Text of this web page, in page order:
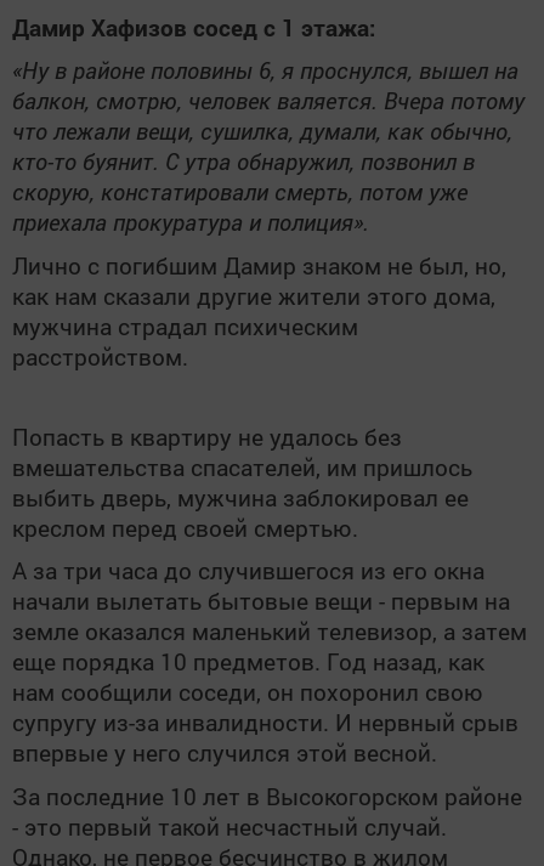
Дамир Хафизов сосед с 1 этажа:
«Ну в районе половины 6, я проснулся, вышел на
балкон, смотрю, человек валяется. Вчера потому
что лежали вещи, сушилка, думали, как обычно,
кто-то буянит. С утра обнаружил, позвонил в
скорую, констатировали смерть, потом уже
приехала прокуратура и полиция».
Лично с погибшим Дамир знаком не был, но,
как нам сказали другие жители этого дома,
мужчина страдал психическим
расстройством.
Попасть в квартиру не удалось без
вмешательства спасателей, им пришлось
выбить дверь, мужчина заблокировал ее
креслом перед своей смертью.
А за три часа до случившегося из его окна
начали вылетать бытовые вещи - первым на
земле оказался маленький телевизор, а затем
еще порядка 10 предметов. Год назад, как
нам сообщили соседи, он похоронил свою
супругу из-за инвалидности. И нервный срыв
впервые у него случился этой весной.
За последние 10 лет в Высокогорском районе
- это первый такой несчастный случай.
Однако, не первое бесчинство в жилом